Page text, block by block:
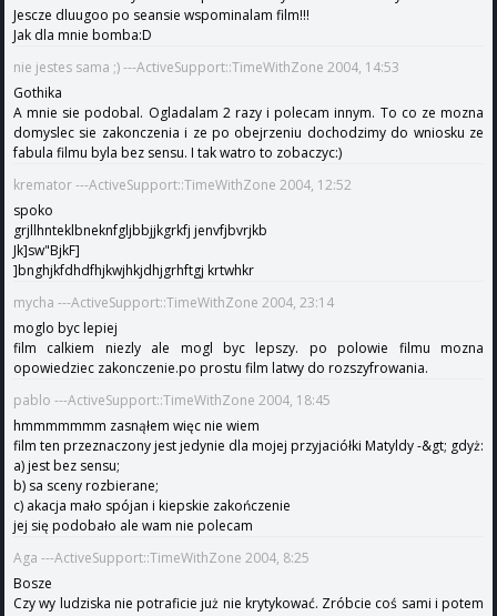
Jescze dluugoo po seansie wspominalam film!!!
Jak dla mnie bomba:D
nie jestes sama ;) ---ActiveSupport::TimeWithZone 2004, 14:53
Gothika
A mnie sie podobal. Ogladalam 2 razy i polecam innym. To co ze mozna
domyslec sie zakonczenia i ze po obejrzeniu dochodzimy do wniosku ze
fabula filmu byla bez sensu. I tak watro to zobaczyc:)
kremator ---ActiveSupport::TimeWithZone 2004, 12:52
spoko
grjllhnteklbneknfgljbbjjkgrkfj jenvfjbvrjkb
Jk]sw"BjkF]
]bnghjkfdhdfhjkwjhkjdhjgrhftgj krtwhkr
mycha ---ActiveSupport::TimeWithZone 2004, 23:14
moglo byc lepiej
film calkiem niezly ale mogl byc lepszy. po polowie filmu mozna
opowiedziec zakonczenie.po prostu film latwy do rozszyfrowania.
pablo ---ActiveSupport::TimeWithZone 2004, 18:45
hmmmmmmm zasnąłem więc nie wiem
film ten przeznaczony jest jedynie dla mojej przyjaciółki Matyldy -&gt; gdyż:
a) jest bez sensu;
b) sa sceny rozbierane;
c) akacja mało spójan i kiepskie zakończenie
jej się podobało ale wam nie polecam
Aga ---ActiveSupport::TimeWithZone 2004, 8:25
Bosze
Czy wy ludziska nie potraficie już nie krytykować. Zróbcie coś sami i potem